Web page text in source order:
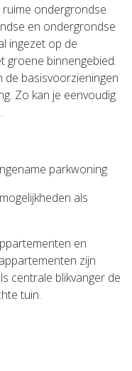
ruime ondergrondse
en ondergrondse
ingezet op de
groene binnengebied.
basisvoorzieningen
Zo kan je eenvoudig
parkwoning
als
en
zijn
centrale blikvanger de
tuin.